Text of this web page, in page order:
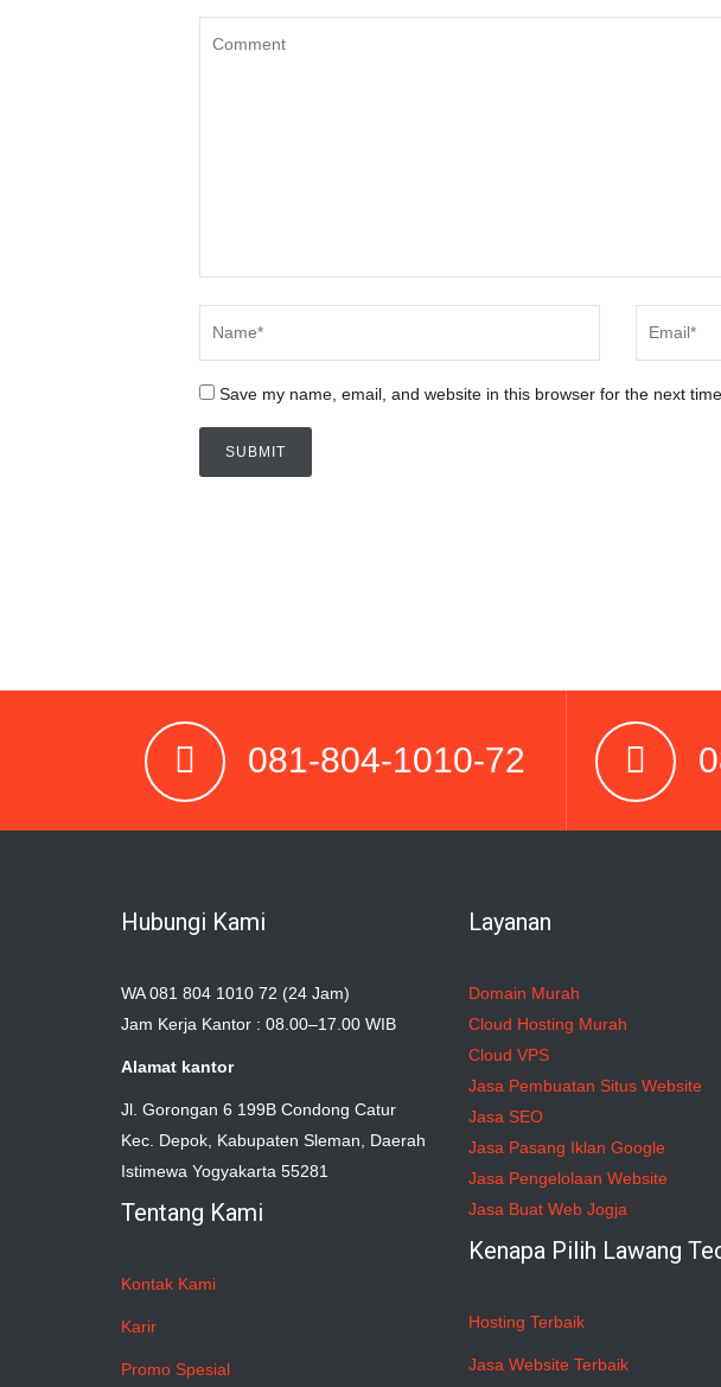
Save my name, email, and website in this browser for the next
081-804-1010-72
Hubungi Kami
WA 081 804 1010 72 (24 Jam)
Jam Kerja Kantor : 08.00–17.00 WIB
Alamat kantor
Jl. Gorongan 6 199B Condong Catur
Kec. Depok, Kabupaten Sleman, Daerah
Istimewa Yogyakarta 55281
Tentang Kami
Kontak Kami
Karir
Promo Spesial
Layanan
Domain Murah
Cloud Hosting Murah
Cloud VPS
Jasa Pembuatan Situs Website
Jasa SEO
Jasa Pasang Iklan Google
Jasa Pengelolaan Website
Jasa Buat Web Jogja
Kenapa Pilih Lawang
Hosting Terbaik
Jasa Website Terbaik